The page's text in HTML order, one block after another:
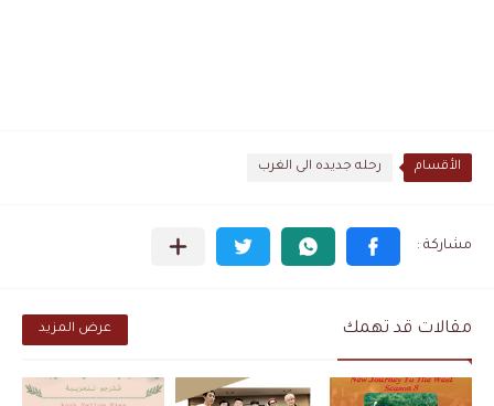
الأقسام رحله جديده الى الغرب
مقالات قد تهمك عرض المزيد